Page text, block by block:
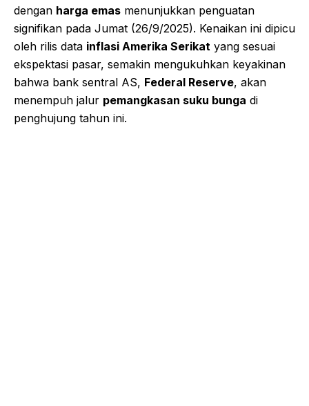
dengan harga emas menunjukkan penguatan
signifikan pada Jumat (26/9/2025). Kenaikan ini dipicu
oleh rilis data inflasi Amerika Serikat yang sesuai
ekspektasi pasar, semakin mengukuhkan keyakinan
bahwa bank sentral AS, Federal Reserve, akan
menempuh jalur pemangkasan suku bunga di
penghujung tahun ini.